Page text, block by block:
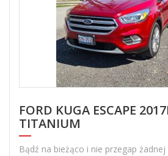
FORD KUGA ESCAPE
TITANIUM
Bądź na bieżąco i nie przegap żadnej